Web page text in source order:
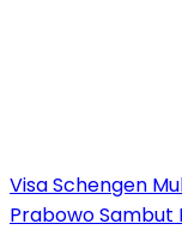
Visa Schengen
Prabowo Sambut